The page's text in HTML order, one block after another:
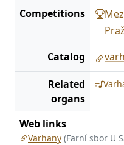
Competitions
Catalog
Related
organs
Web links
Varhany (Farní sbor U